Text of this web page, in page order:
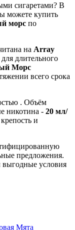
сигаретами? В
можете купить
морс по
на Array
длительного
Морс
всего срока
. Объём
никотина - 20 мл/
и
предложения.
выгодные условия